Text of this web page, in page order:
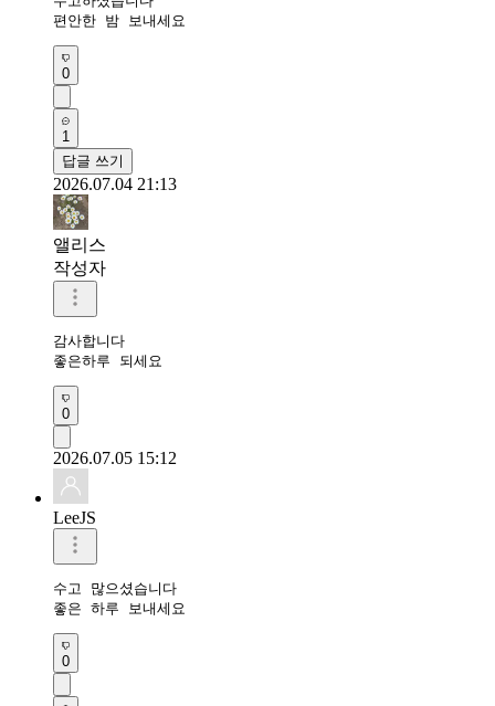
편안한 밤 보내세요
0
1
답글 쓰기
2026.07.04 21:13
앨리스
작성자
감사합니다
좋은하루 되세요
0
2026.07.05 15:12
LeeJS
수고 많으셨습니다
좋은 하루 보내세요
0